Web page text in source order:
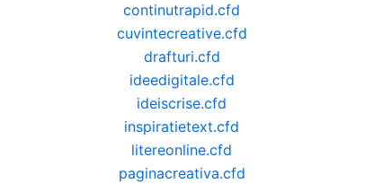
continutrapid.cfd
cuvintecreative.cfd
drafturi.cfd
ideedigitale.cfd
ideiscrise.cfd
inspiratietext.cfd
litereonline.cfd
paginacreativa.cfd